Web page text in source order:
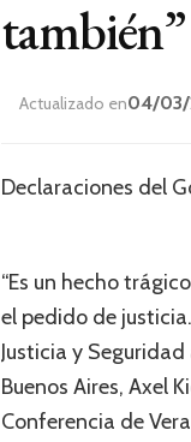
también”
Actualizado en04/03/
Declaraciones del
“Es un hecho
el pedido de
Justicia y
Buenos Aires, Axel
Conferencia de